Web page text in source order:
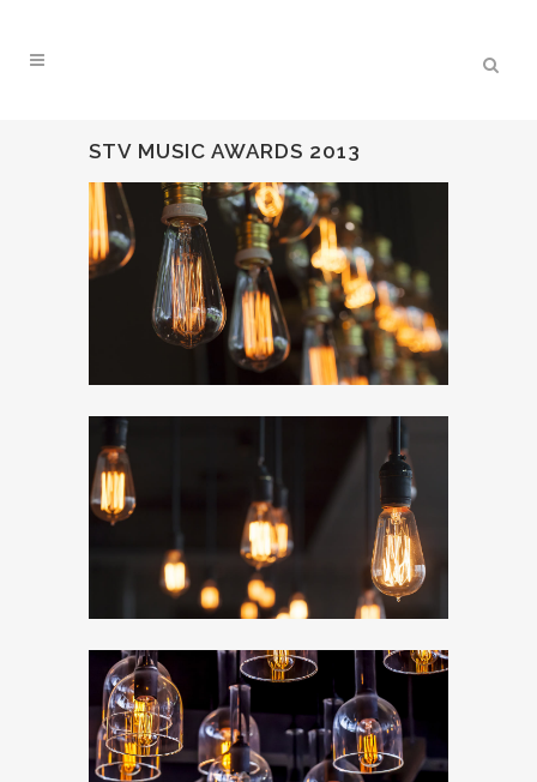
STV MUSIC AWARDS 2013